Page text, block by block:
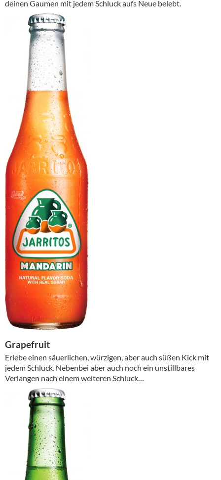
deinen Gaumen mit jedem Schluck aufs Neue belebt.
Grapefruit
Erlebe einen säuerlichen, würzigen, aber auch süßen Kick mit
jedem Schluck. Nebenbei aber auch noch ein unstillbares
Verlangen nach einem weiteren Schluck…